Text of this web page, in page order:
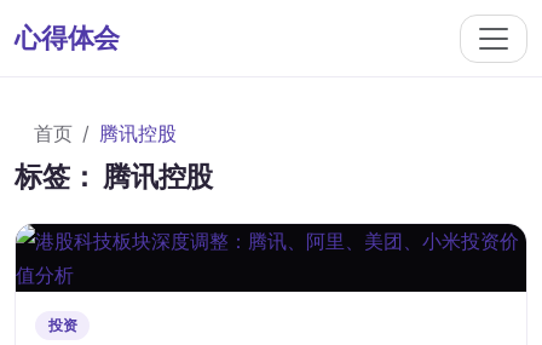
心得体会
首页 腾讯控股
标签： 腾讯控股
投资